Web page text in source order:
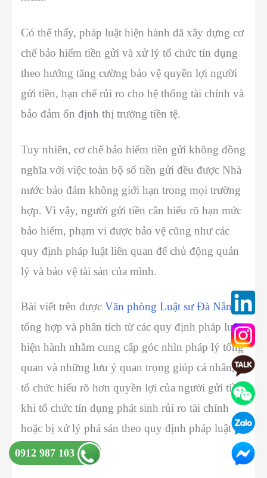
Có thể thấy, pháp luật hiện hành đã xây dựng cơ
chế bảo hiểm tiền gửi và xử lý tổ chức tín dụng
theo hướng tăng cường bảo vệ quyền lợi người
gửi tiền, hạn chế rủi ro cho hệ thống tài chính và
bảo đảm ổn định thị trường tiền tệ.
Tuy nhiên, cơ chế bảo hiểm tiền gửi không đồng
nghĩa với việc toàn bộ số tiền gửi đều được Nhà
nước bảo đảm không giới hạn trong mọi trường
hợp. Vì vậy, người gửi tiền cần hiểu rõ hạn mức
bảo hiểm, phạm vi được bảo vệ cũng như các
quy định pháp luật liên quan để chủ động quản
lý và bảo vệ tài sản của mình.
Bài viết trên được Văn phòng Luật sư Đà Nẵng
tổng hợp và phân tích từ các quy định pháp luật
hiện hành nhằm cung cấp góc nhìn pháp lý tổng
quan và những lưu ý quan trọng giúp cá nhân,
tổ chức hiểu rõ hơn quyền lợi của người gửi tiền
khi tổ chức tín dụng phát sinh rủi ro tài chính
hoặc bị xử lý phá sản theo quy định pháp luật
năm 2026.
0912 987 103